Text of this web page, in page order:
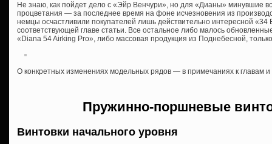
Не знаю, как пойдет дело с «Эйр Венчури», но для «Дианы» минувшие
процветания — за последнее время на фоне исчезновения из
немцы осчастливили покупателей лишь действительно интересной «34
соответствующей главе статьи. Все остальное либо малось
«Diana 54 Airking Pro», либо массовая продукция из Поднебесной,
О конкретных изменениях модельных рядов — в примечаниях к главам
Пружинно-поршневые
Винтовки начального уровня